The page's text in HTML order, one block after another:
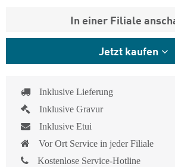
In einer Filiale
Jetzt kaufen
Inklusive Lieferung
Inklusive Gravur
Inklusive Etui
Vor Ort Service in jeder Filiale
Kostenlose Service-Hotline